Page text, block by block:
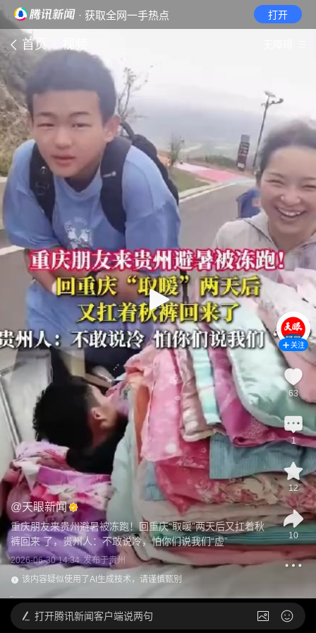
· 获取全网一手热点 打开
首页 视频
@天眼新闻
重庆朋友来贵州避暑被冻跑！回重庆“取暖”两天后又扛着秋
裤回来 了，贵州人：不敢说冷，怕你们说我们“虚”
2026-06-30 14:34 发布于贵州
该内容疑似使用了AI生成技术，请谨慎甄别
关注
63
1
12
10
打开腾讯新闻客户端说两句